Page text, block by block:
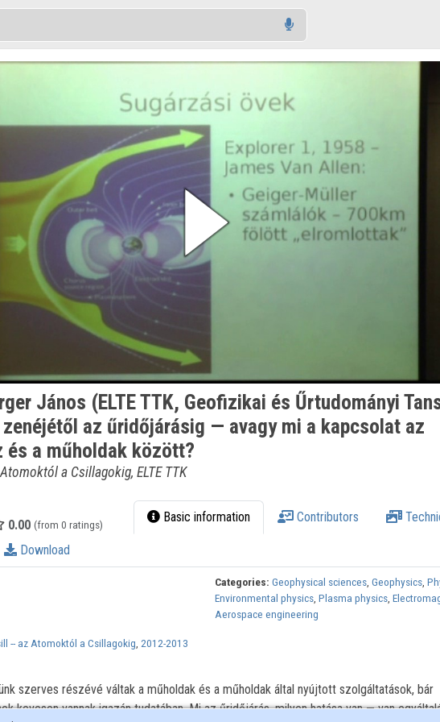
János (ELTE TTK, Geofizikai és Űrtudományi
az űridőjárásig — avagy mi a kapcsolat az
és a műholdak között?
a Csillagokig, ELTE TTK
0.00 (from 0 ratings) Basic information Contributors
Download
Categories: Geophysical sciences,Geophysics,
Environmental physics,Plasma physics,
Aerospace engineering
-- az Atomoktól a Csillagokig, 2012-2013
szerves részévé váltak a műholdak és a műholdak által nyújtott szolgáltatások, bár
kevesen vannak igazán tudatában. Mi az űridőjárás, milyen hatása van — van